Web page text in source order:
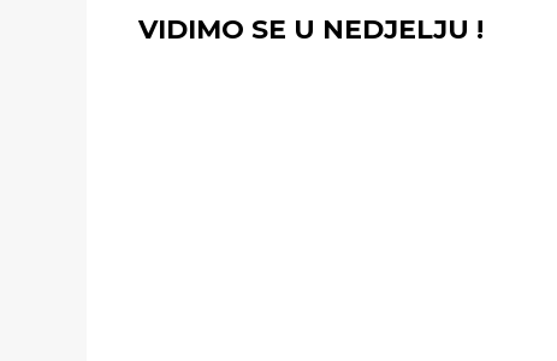
VIDIMO SE U NEDJELJU !